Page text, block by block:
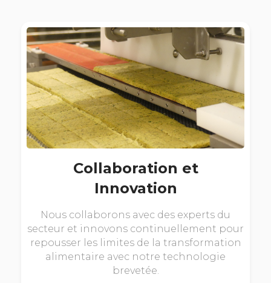
Collaboration et
Innovation
Nous collaborons avec des experts du
secteur et innovons continuellement pour
repousser les limites de la transformation
alimentaire avec notre technologie
brevetée.